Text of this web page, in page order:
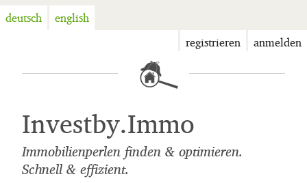
deutsch
english
registrieren
anmelden
Investby.Immo
Immobilienperlen finden & optimieren.
Schnell & effizient.